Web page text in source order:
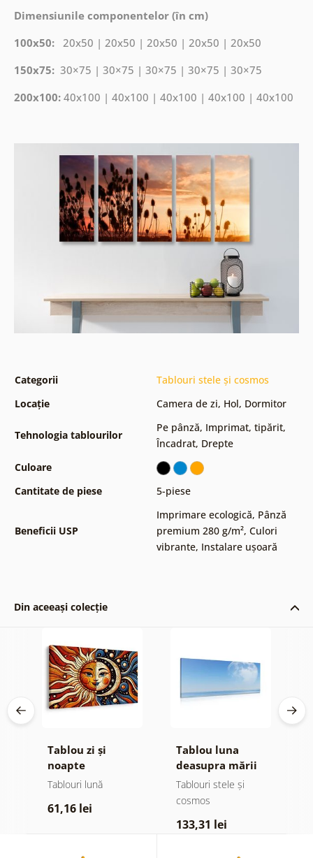
Dimensiunile componentelor (în cm)
100x50: 20x50 | 20x50 | 20x50 | 20x50 | 20x50
150x75: 30×75 | 30×75 | 30×75 | 30×75 | 30×75
200x100: 40x100 | 40x100 | 40x100 | 40x100 | 40x100
Categorii
Tablouri stele și cosmos
Locație
Camera de zi, Hol, Dormitor
Tehnologia tablourilor
Pe pânză, Imprimat, tipărit,
Încadrat, Drepte
Culoare
Cantitate de piese
5-piese
Beneficii USP
Imprimare ecologică, Pânză
premium 280 g/m², Culori
vibrante, Instalare ușoară
Din aceeași colecție
Tablou zi și
noapte
Tablouri lună
61,16 lei
Tablou luna
deasupra mării
Tablouri stele și
cosmos
133,31 lei